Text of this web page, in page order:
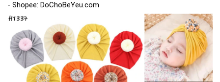
- Shopee: DoChoBeYeu.com